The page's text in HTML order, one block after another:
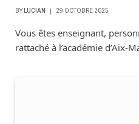
BY LUCIAN 29 OCTOBRE 2025
Vous êtes enseignant,
rattaché à l’académie d’Aix-